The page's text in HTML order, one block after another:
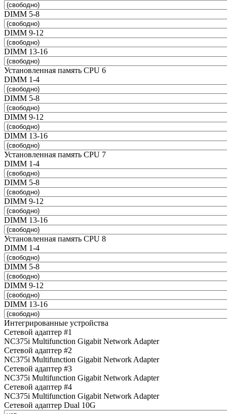
DIMM 5-8
DIMM 9-12
DIMM 13-16
Установленная память CPU 6
DIMM 1-4
DIMM 5-8
DIMM 9-12
DIMM 13-16
Установленная память CPU 7
DIMM 1-4
DIMM 5-8
DIMM 9-12
DIMM 13-16
Установленная память CPU 8
DIMM 1-4
DIMM 5-8
DIMM 9-12
DIMM 13-16
Интегрированные устройства
Сетевой адаптер #1
NC375i Multifunction Gigabit Network Adapter
Сетевой адаптер #2
NC375i Multifunction Gigabit Network Adapter
Сетевой адаптер #3
NC375i Multifunction Gigabit Network Adapter
Сетевой адаптер #4
NC375i Multifunction Gigabit Network Adapter
Сетевой адаптер Dual 10G